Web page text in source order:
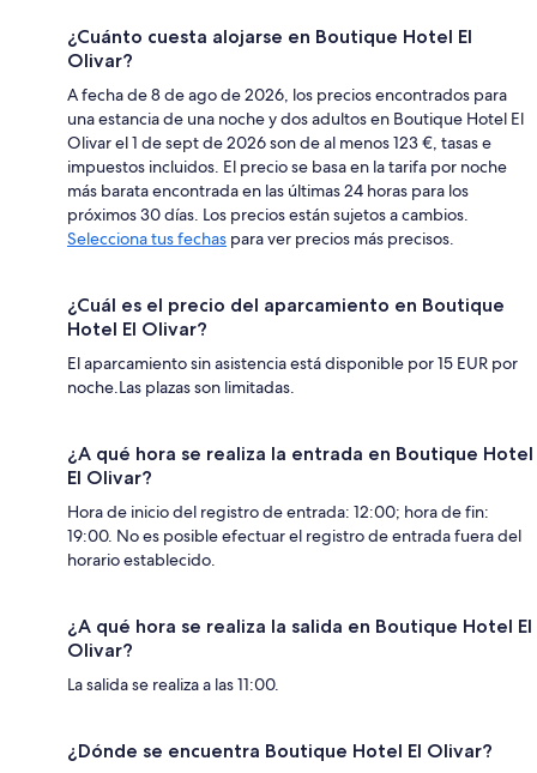
¿Cuánto cuesta alojarse en Boutique Hotel El
Olivar?
A fecha de 8 de ago de 2026, los precios encontrados para
una estancia de una noche y dos adultos en Boutique Hotel El
Olivar el 1 de sept de 2026 son de al menos 123 €, tasas e
impuestos incluidos. El precio se basa en la tarifa por noche
más barata encontrada en las últimas 24 horas para los
próximos 30 días. Los precios están sujetos a cambios.
Selecciona tus fechas para ver precios más precisos.
¿Cuál es el precio del aparcamiento en Boutique
Hotel El Olivar?
El aparcamiento sin asistencia está disponible por 15 EUR por
noche.Las plazas son limitadas.
¿A qué hora se realiza la entrada en Boutique Hotel
El Olivar?
Hora de inicio del registro de entrada: 12:00; hora de fin:
19:00. No es posible efectuar el registro de entrada fuera del
horario establecido.
¿A qué hora se realiza la salida en Boutique Hotel El
Olivar?
La salida se realiza a las 11:00.
¿Dónde se encuentra Boutique Hotel El Olivar?